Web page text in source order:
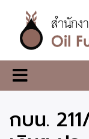
เนื้อหา
หลักสำนักงาน
กองทุน
น้ำมัน
กบน.